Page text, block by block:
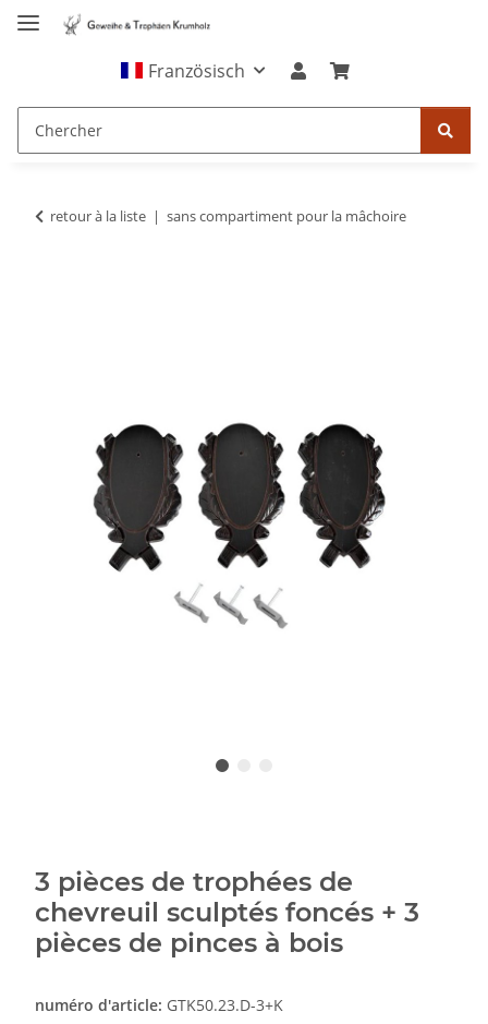
Französisch
retour à la liste sans compartiment pour la mâchoire
3 pièces de trophées de
chevreuil sculptés foncés + 3
pièces de pinces à bois
numéro d'article: GTK50.23.D-3+K